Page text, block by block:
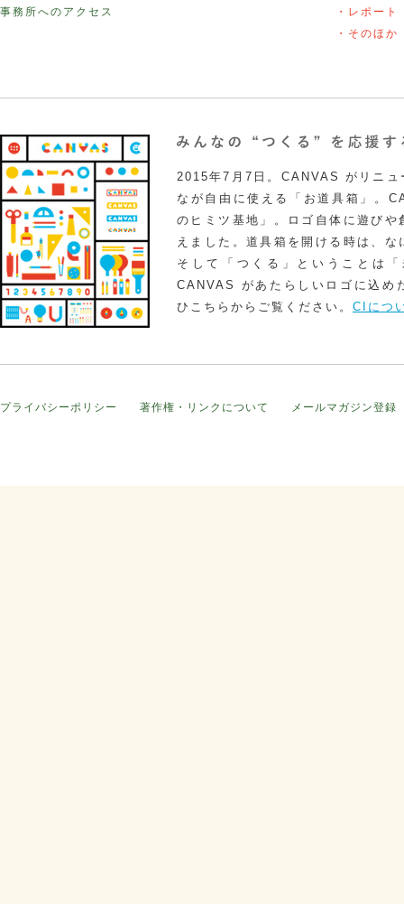
事務所へのアクセス
・レポート
・そのほか
2015年7月7日。CANVAS がリニュ
なが自由に使える「お道具箱」。
のヒミツ基地」。ロゴ自体に遊び
えました。道具箱を開ける時は、
そして「つくる」ということは
CANVAS があたらしいロゴに込め
ひこちらからご覧ください。 CIにつ
プライバシーポリシー 著作権・リンクについて メールマガジン登録